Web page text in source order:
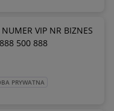
VIP NR BIZNES
500 888
PRYWATNA